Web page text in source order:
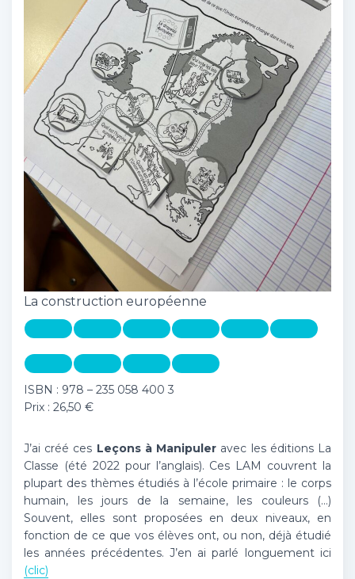
La construction européenne
ISBN : 978 – 235 058 400 3
Prix : 26,50 €
J’ai créé ces Leçons à Manipuler avec les éditions La
Classe (été 2022 pour l’anglais). Ces LAM couvrent la
plupart des thèmes étudiés à l’école primaire : le corps
humain, les jours de la semaine, les couleurs (…)
Souvent, elles sont proposées en deux niveaux, en
fonction de ce que vos élèves ont, ou non, déjà étudié
les années précédentes. J’en ai parlé longuement ici
(clic)